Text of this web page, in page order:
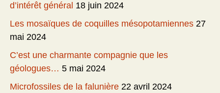
d’intérêt général 18 juin 2024
Les mosaïques de coquilles mésopotamiennes 27
mai 2024
C’est une charmante compagnie que les
géologues… 5 mai 2024
Microfossiles de la falunière 22 avril 2024